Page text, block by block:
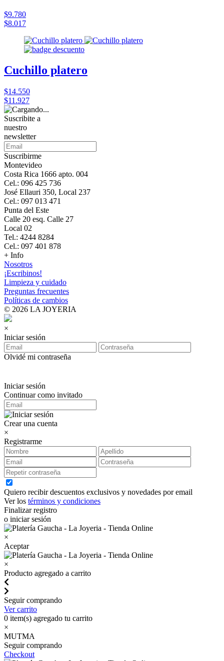
$9.780
$8.017
Cuchillo platero
$14.550
$11.927
Suscribite a
nuestro
newsletter
Suscribirme
Montevideo
Costa Rica 1666 apto. 004
Cel.: 096 425 736
José Ellauri 350, Local 237
Cel.: 097 013 471
Punta del Este
Calle 20 esq. Calle 27
Local 02
Tel.: 4244 8284
Cel.: 097 401 878
+ Info
Nosotros
¡Escribinos!
Limpieza y cuidado
Preguntas frecuentes
Políticas de cambios
© 2026 LA JOYERIA
×
Iniciar sesión
Olvidé mi contraseña
Iniciar sesión
Continuar como invitado
Crear una cuenta
×
Registrarme
Quiero recibir descuentos exclusivos y novedades por email
Ver los términos y condiciones
Finalizar registro
o iniciar sesión
×
Aceptar
×
Producto agregado a carrito
Seguir comprando
Ver carrito
0 item(s) agregado tu carrito
×
MUTMA
Seguir comprando
Checkout